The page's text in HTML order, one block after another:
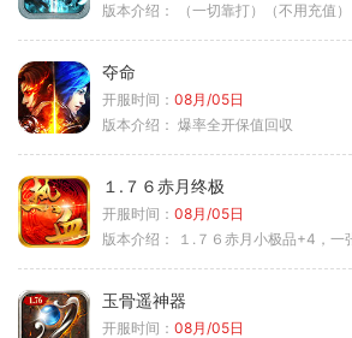
版本介绍：
（一切靠打）（不用充值）（
夺命
开服时间： 08月/05日
版本介绍： 爆率全开保值回収
１.７６赤月终极
开服时间： 08月/05日
版本介绍：
１.７６赤月小极品+4，一张月
玉骨遥神器
开服时间： 08月/05日